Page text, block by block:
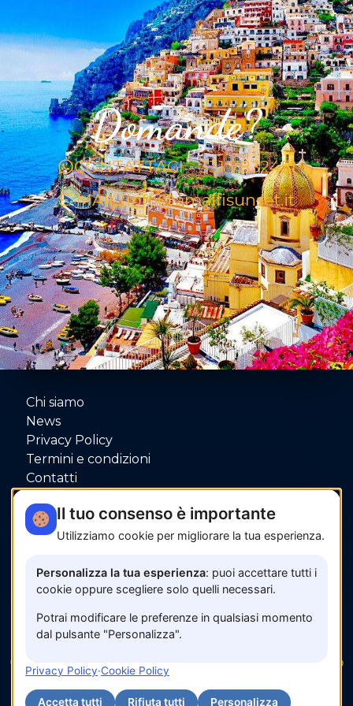
Domande?
CONTATTACI - 331 7832451
E-MAIL: info@amalfisunset.it
Chi siamo
News
Privacy Policy
Termini e condizioni
Contatti
Pagamenti sicuri con
© 2026 www.amalfisunset.it —
— Facciamo
cose…
Il tuo consenso è importante
Utilizziamo cookie per migliorare la tua esperienza.
Personalizza la tua esperienza: puoi accettare tutti i
cookie oppure scegliere solo quelli necessari.
Potrai modificare le preferenze in qualsiasi momento
dal pulsante "Personalizza".
Privacy Policy·Cookie Policy
Accetta tutti Rifiuta tutti Personalizza